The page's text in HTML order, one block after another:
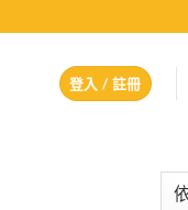
登入 / 註冊